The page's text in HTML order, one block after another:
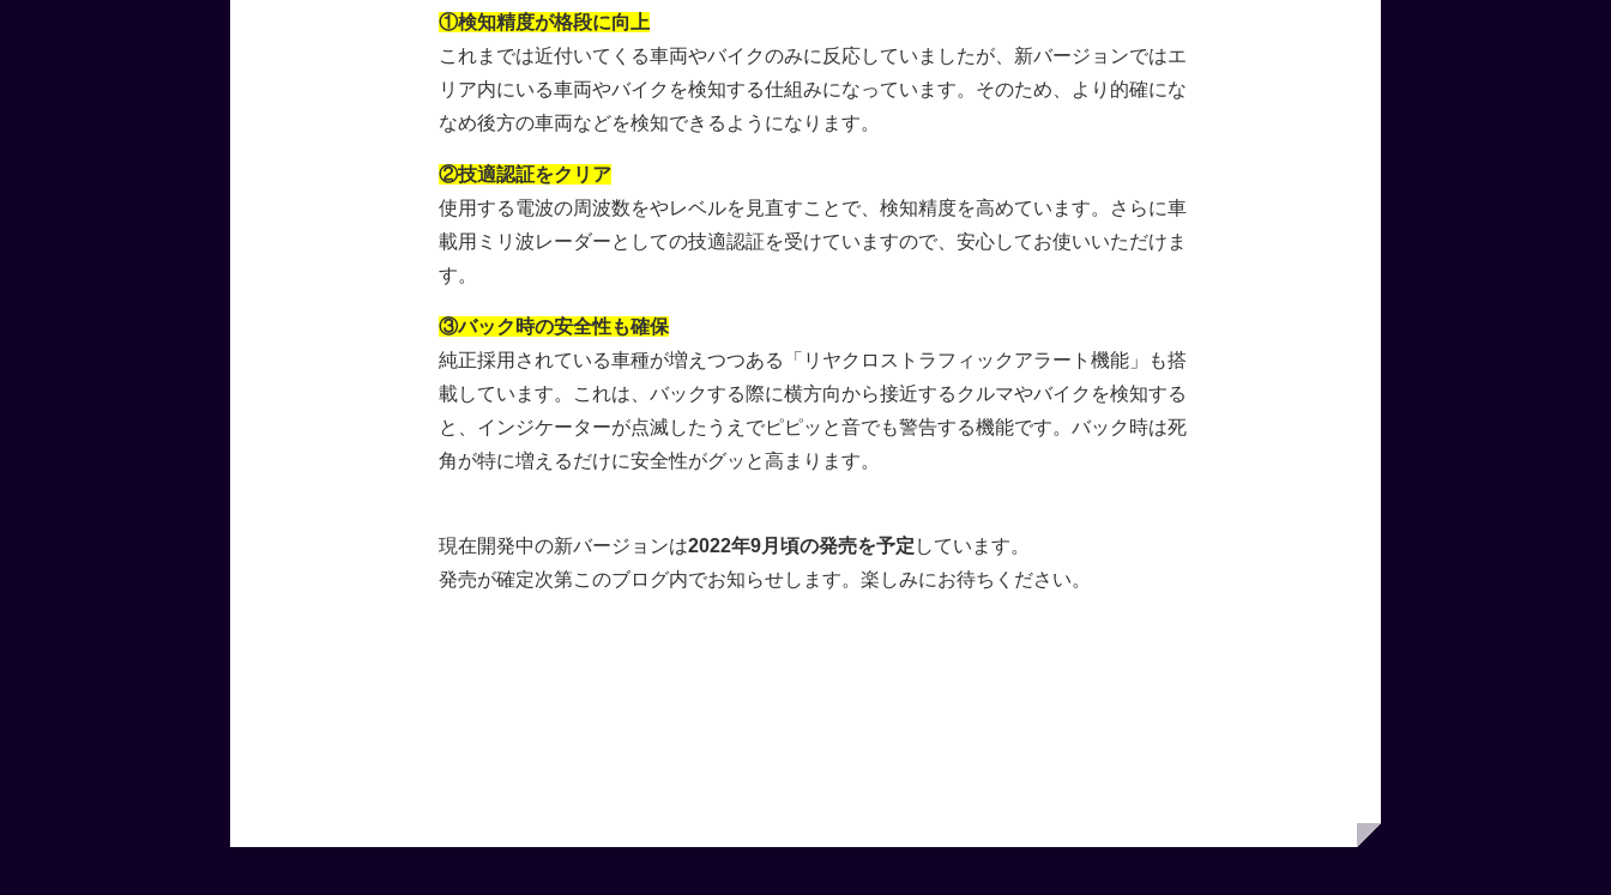
①検知精度が格段に向上
これまでは近付いてくる車両やバイクのみに反応していましたが、新バージョンではエ
リア内にいる車両やバイクを検知する仕組みになっています。そのため、より的確にな
なめ後方の車両などを検知できるようになります。
②技適認証をクリア
使用する電波の周波数をやレベルを見直すことで、検知精度を高めています。さらに車
載用ミリ波レーダーとしての技適認証を受けていますので、安心してお使いいただけま
す。
③バック時の安全性も確保
純正採用されている車種が増えつつある「リヤクロストラフィックアラート機能」も搭
載しています。これは、バックする際に横方向から接近するクルマやバイクを検知する
と、インジケーターが点滅したうえでピピッと音でも警告する機能です。バック時は死
角が特に増えるだけに安全性がグッと高まります。
現在開発中の新バージョンは2022年9月頃の発売を予定 しています。
発売が確定次第このブログ内でお知らせします。楽しみにお待ちください。